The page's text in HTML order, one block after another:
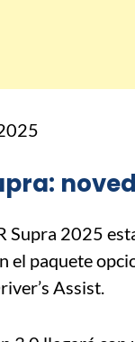
Supra 2025
el paquete
Assist.